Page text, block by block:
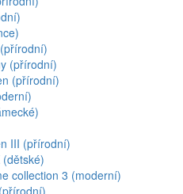
(přírodní)
(přírodní)
III (přírodní)
(dětské)
collection 3 (moderní)